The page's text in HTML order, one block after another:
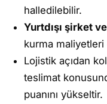
halledilebilir.
Yurtdışı şirket
kurma maliyetleri
Lojistik açıdan
teslimat
puanını yükseltir.